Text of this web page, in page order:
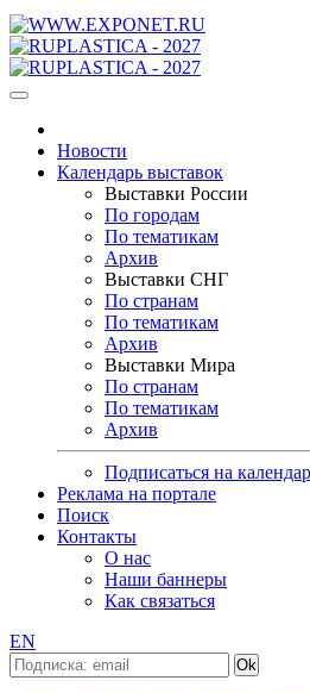
Новости
Календарь выставок
Выставки России
По городам
По тематикам
Архив
Выставки СНГ
По странам
По тематикам
Архив
Выставки Мира
По странам
По тематикам
Архив
Подписаться на
Реклама на портале
Поиск
Контакты
О нас
Наши баннеры
Как связаться
EN